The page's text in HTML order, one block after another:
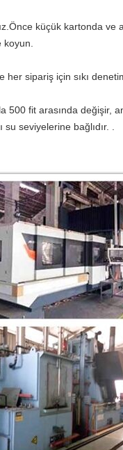
küçük kartonda ve
koyun.
sipariş için sıkı
500 fit arasında değişir,
seviyelerine bağlıdır. .